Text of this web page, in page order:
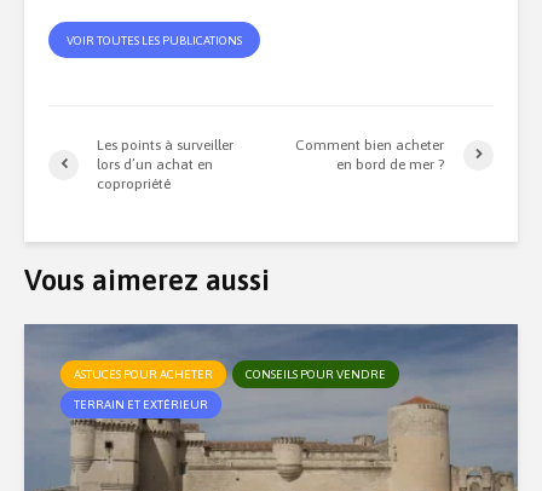
VOIR TOUTES LES PUBLICATIONS
Les points à surveiller
lors d’un achat en
copropriété
Comment bien acheter
en bord de mer ?
Vous aimerez aussi
ASTUCES POUR ACHETER CONSEILS POUR VENDRE
TERRAIN ET EXTÉRIEUR